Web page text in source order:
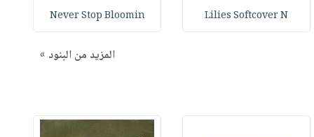
Lilies Softcover N
Never Stop Bloomin
المزيد من البنود »